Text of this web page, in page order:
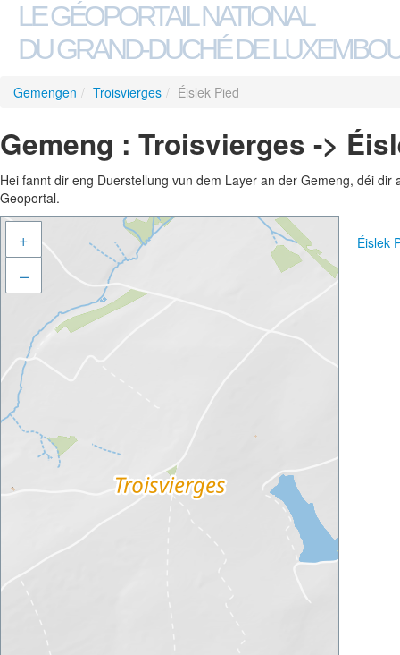
LE GÉOPORTAIL NATIONAL
DU GRAND-DUCHÉ DE
Gemengen / Troisvierges / Éislek Pied
Gemeng : Troisvierges ->
Hei fannt dir eng Duerstellung vun dem Layer an der Gemeng, déi
Geoportal.
+
–
Éislek